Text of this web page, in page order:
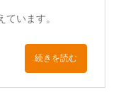
います。
続きを読む